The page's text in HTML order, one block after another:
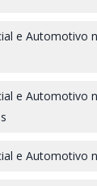
e Automotivo
e Automotivo
e Automotivo